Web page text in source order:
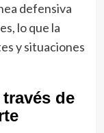
defensiva
lo que la
y situaciones
de